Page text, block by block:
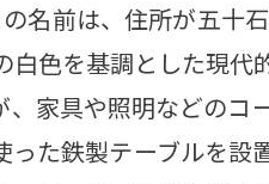
名前は、住所が五十
色を基調とした現代
家具や照明などのコ
た鉄製テーブルを設